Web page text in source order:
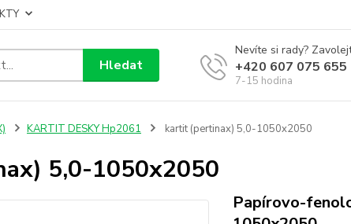
Hledat
Nevíte si rady?
+420 607 075 655
7-15 hodina
KARTIT DESKY Hp2061 kartit (pertinax) 5,0-1050x2050
5,0-1050x2050
Papírovo-